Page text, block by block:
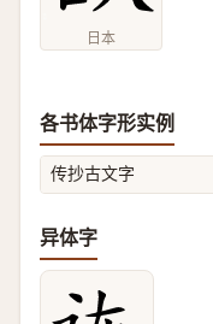
日本
各书体字形实例
传抄古文字
异体字